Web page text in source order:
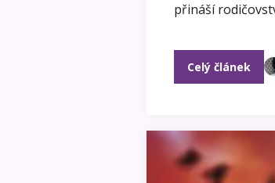
přináší
Celý článek